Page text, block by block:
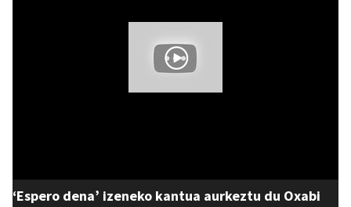
‘Espero dena’ izeneko kantua aurkeztu du Oxabi